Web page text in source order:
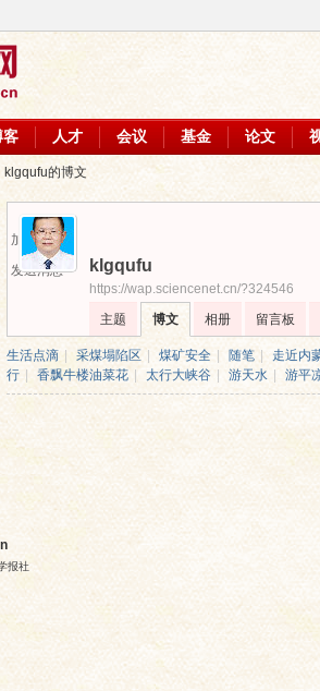
客 人才 会议 基金 论文
klgqufu的博文
加为好友
发送消息
klgqufu
https://wap.sciencenet.cn/?324546
主题
博文 相册 留言板
生活点滴 采煤塌陷区 煤矿安全 随笔
走近内
行
香飘牛楼油菜花 太行大峡谷 游天水 游平
报社